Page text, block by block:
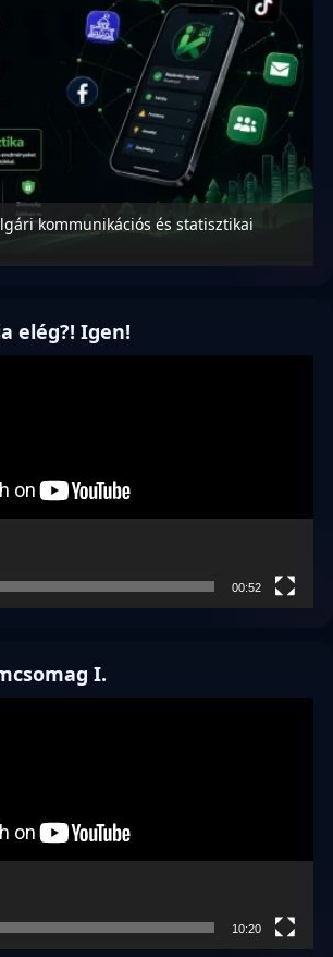
kommunikációs és statisztikai
elég?! Igen!
00:52
I.
10:20